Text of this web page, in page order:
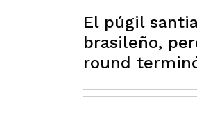
El púgil
brasileño,
round